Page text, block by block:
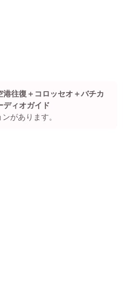
港往復＋コロッセオ＋バチカ
ディオガイド
があります。